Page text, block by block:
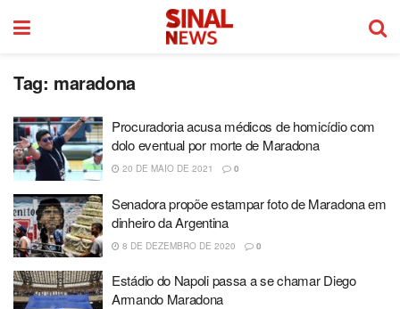
Tag: maradona
Procuradoria acusa médicos de homicídio com
dolo eventual por morte de Maradona
20 DE MAIO DE 2021 0
Senadora propõe estampar foto de Maradona em
dinheiro da Argentina
8 DE DEZEMBRO DE 2020 0
Estádio do Napoli passa a se chamar Diego
Armando Maradona